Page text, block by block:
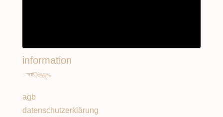
information
agb
datenschutzerklärung